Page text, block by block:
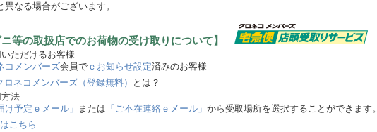
なる場合がございます。
ニ等の取扱店でのお荷物の受け取りについて】
ただけるお客様
コメンバーズ会員で ｅお知らせ設定済みのお客様
ロネコメンバーズ（登録無料）
とは？
法
け予定ｅメール」 または 「ご不在連絡ｅメール」 から受取場所を選択することができます。
こちら